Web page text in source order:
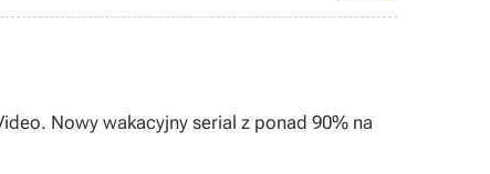
Nowy wakacyjny serial z ponad 90% na